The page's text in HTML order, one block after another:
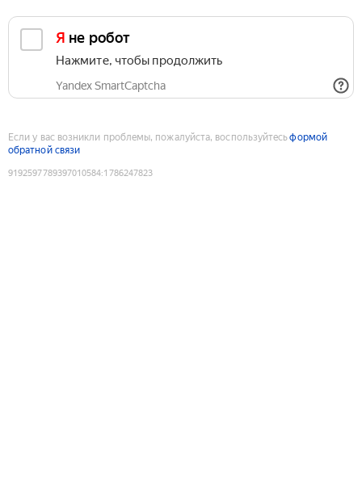
Я не робот
Нажмите, чтобы продолжить
Yandex SmartCaptcha
Если у вас возникли проблемы, пожалуйста, воспользуйтесьформой
обратной связи
9192597789397010584:1786247823